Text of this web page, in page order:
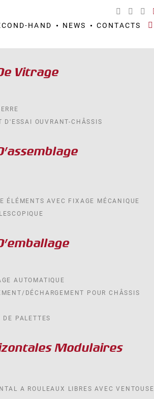
HAND NEWS CONTACTS
Vitrage
D'ESSAI OUVRANT-CHÂSSIS
ÉLÉMENTS AVEC FIXAGE MÉCANIQUE
AUTOMATIQUE
DÉCHARGEMENT POUR CHÂSSIS
DE PALETTES
Modulaires
A ROULEAUX LIBRES AVEC VENTOUSE